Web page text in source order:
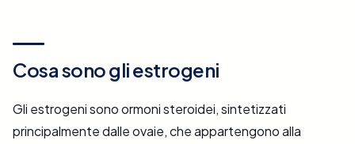
Cosa sono gli estrogeni
Gli estrogeni sono ormoni steroidei, sintetizzati
principalmente dalle ovaie, che appartengono alla